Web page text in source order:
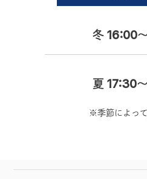
冬 16:00
夏 17:30
※季節によっ